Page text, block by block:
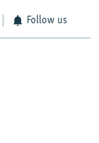
Follow us